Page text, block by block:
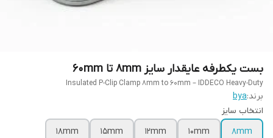
بست یکطرفه عایقدار سایز 8mm تا 60mm
Insulated P-Clip Clamp 8mm to 60mm – IDDECO Heavy-Duty
برند:bya
انتخاب سایز
8mm
10mm
12mm
15mm
18mm